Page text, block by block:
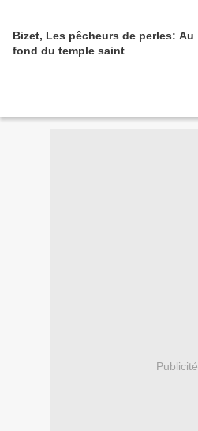
Bizet, Les pêcheurs de perles: Au
fond du temple saint
Publicité